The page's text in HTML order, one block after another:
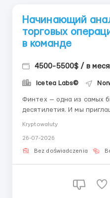
Начинающий
торговых
в команде
4500-5500$ / в
Icetea Labs©
Финтех — одна из самых
десятилетия. И мы
цифровых финансов. Трейдеры принимают решения,
но именно операционные
Kryptowaluty
26-07-2026
Bez doświadczenia